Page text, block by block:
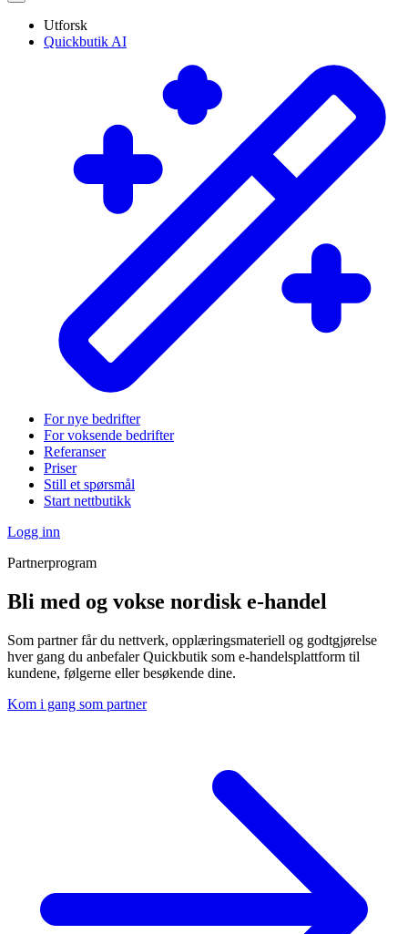
Utforsk
Quickbutik AI
For nye bedrifter
For voksende bedrifter
Referanser
Priser
Still et spørsmål
Start nettbutikk
Logg inn
Partnerprogram
Bli med og vokse nordisk e-handel
Som partner får du nettverk, opplæringsmateriell og godtgjørelse
hver gang du anbefaler Quickbutik som e-handelsplattform til
kundene, følgerne eller besøkende dine.
Kom i gang som partner